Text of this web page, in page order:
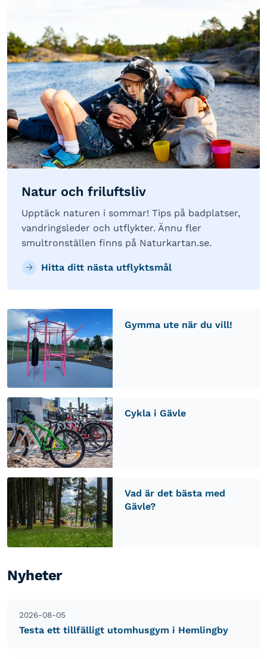
Natur och friluftsliv
Upptäck naturen i sommar! Tips på badplatser,
vandringsleder och utflykter. Ännu fler
smultronställen finns på Naturkartan.se.
Hitta ditt nästa utflyktsmål
Gymma ute när du vill!
Cykla i Gävle
Vad är det bästa med
Gävle?
Nyheter
2026-08-05
Testa ett tillfälligt utomhusgym i Hemlingby